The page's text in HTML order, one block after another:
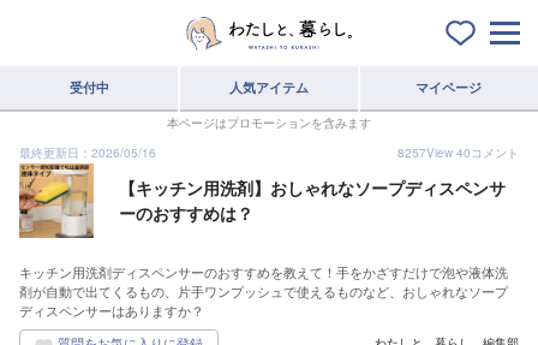
受付中 人気アイテム マイページ
本ページはプロモーションを含みます
最終更新日：2026/05/16
8257View 40コメント
【キッチン用洗剤】おしゃれなソープディスペンサ
ーのおすすめは？
キッチン用洗剤ディスペンサーのおすすめを教えて！手をかざすだけで泡や液体洗
剤が自動で出てくるもの、片手ワンプッシュで使えるものなど、おしゃれなソープ
ディスペンサーはありますか？